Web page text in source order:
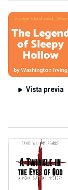
Vista previa